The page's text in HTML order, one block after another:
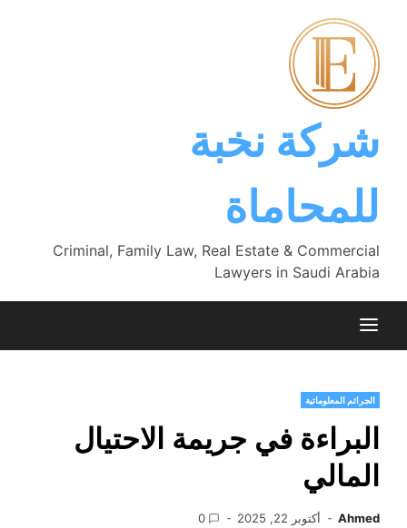
content
شركة نخبة
للمحاماة
Criminal, Family Law, Real Estate & Commercial
Lawyers in Saudi Arabia
الجرائم المعلوماتية
البراءة في جريمة الاحتيال
المالي
Ahmed أكتوبر 22, 2025 0